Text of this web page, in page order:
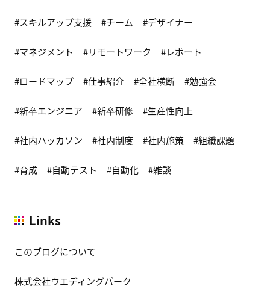
スキルアップ支援 チーム デザイナー
マネジメント リモートワーク レポート
ロードマップ 仕事紹介 全社横断 勉強会
新卒エンジニア 新卒研修 生産性向上
社内ハッカソン 社内制度 社内施策 組織課題
育成 自動テスト 自動化 雑談
Links
このブログについて
株式会社ウエディングパーク